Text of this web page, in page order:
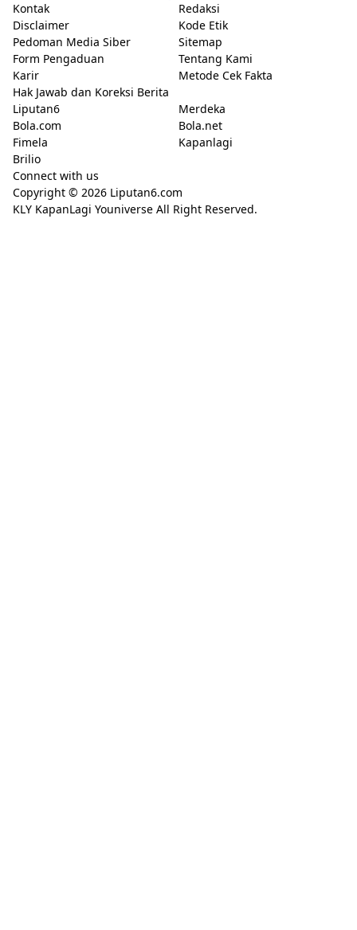
Kontak
Redaksi
Disclaimer
Kode Etik
Pedoman Media Siber
Sitemap
Form Pengaduan
Tentang Kami
Karir
Metode Cek Fakta
Hak Jawab dan Koreksi Berita
Liputan6
Merdeka
Bola.com
Bola.net
Fimela
Kapanlagi
Brilio
Connect with us
Copyright © 2026 Liputan6.com
KLY KapanLagi Youniverse All Right Reserved.